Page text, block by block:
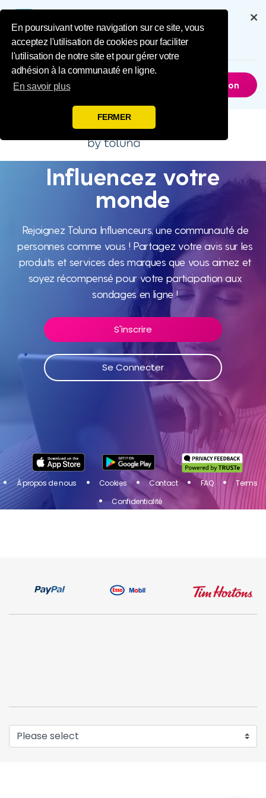
En poursuivant votre navigation sur ce site, vous
acceptez l'utilisation de cookies pour faciliter
l'utilisation de notre site et pour gérer votre
adhésion à la communauté en ligne.
En savoir plus
FERMER
Influence Your
complète grâce à notre application
6.5MTéléchargements
Pas Maintenant Obtenir L'application
Influencez
votre
monde
Rejoignez Toluna Influenceurs, une communauté de
personnes comme vous ! Partagez votre avis sur les
produits et services des marques que vous aimez et
soyez récompensé pour votre participation aux
Se Connecter
À propos de nous Cookies Contact FAQ
Terms
Confidentialité
Influencez votre
monde
Rejoignez Toluna Influenceurs, une communauté de
personnes comme vous ! Partagez votre avis sur les
produits et services des marques que vous aimez et
soyez récompensé pour votre participation aux
sondages en ligne !
S'inscrire
Se Connecter